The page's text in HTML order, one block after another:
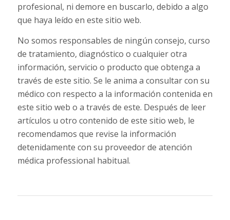
profesional, ni demore en buscarlo, debido a algo
que haya leído en este sitio web.
No somos responsables de ningún consejo, curso
de tratamiento, diagnóstico o cualquier otra
información, servicio o producto que obtenga a
través de este sitio. Se le anima a consultar con su
médico con respecto a la información contenida en
este sitio web o a través de este. Después de leer
artículos u otro contenido de este sitio web, le
recomendamos que revise la información
detenidamente con su proveedor de atención
médica professional habitual.